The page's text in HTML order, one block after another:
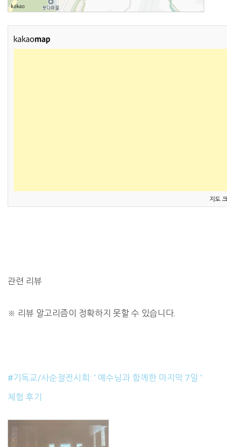
지도
관련 리뷰
※ 리뷰 알고리즘이 정확하지 못할 수 있습니다.
#기독교/사순절전시회: ‘ 예수님과 함께한 마지막 7일 ‘
체험 후기